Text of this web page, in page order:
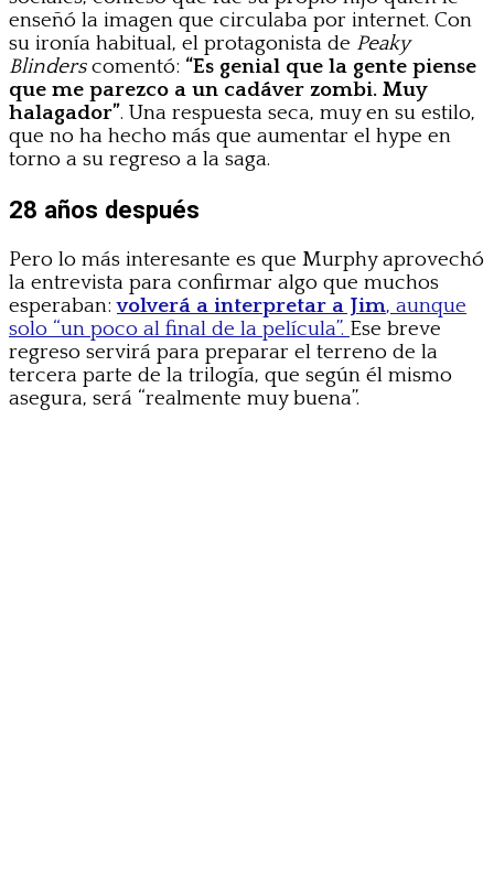
enseñó la imagen que circulaba por internet. Con
su ironía habitual, el protagonista de Peaky
Blinderscomentó: “Es genial que la gente piense
que me parezco a un cadáver zombi. Muy
halagador”. Una respuesta seca, muy en su estilo,
que no ha hecho más que aumentar el hype en
torno a su regreso a la saga.
28 años después
Pero lo más interesante es que Murphy aprovechó
la entrevista para confirmar algo que muchos
esperaban:volverá a interpretar a Jim, aunque
solo “un poco al final de la película”. Ese breve
regreso servirá para preparar el terreno de la
tercera parte de la trilogía, que según él mismo
asegura, será “realmente muy buena”.